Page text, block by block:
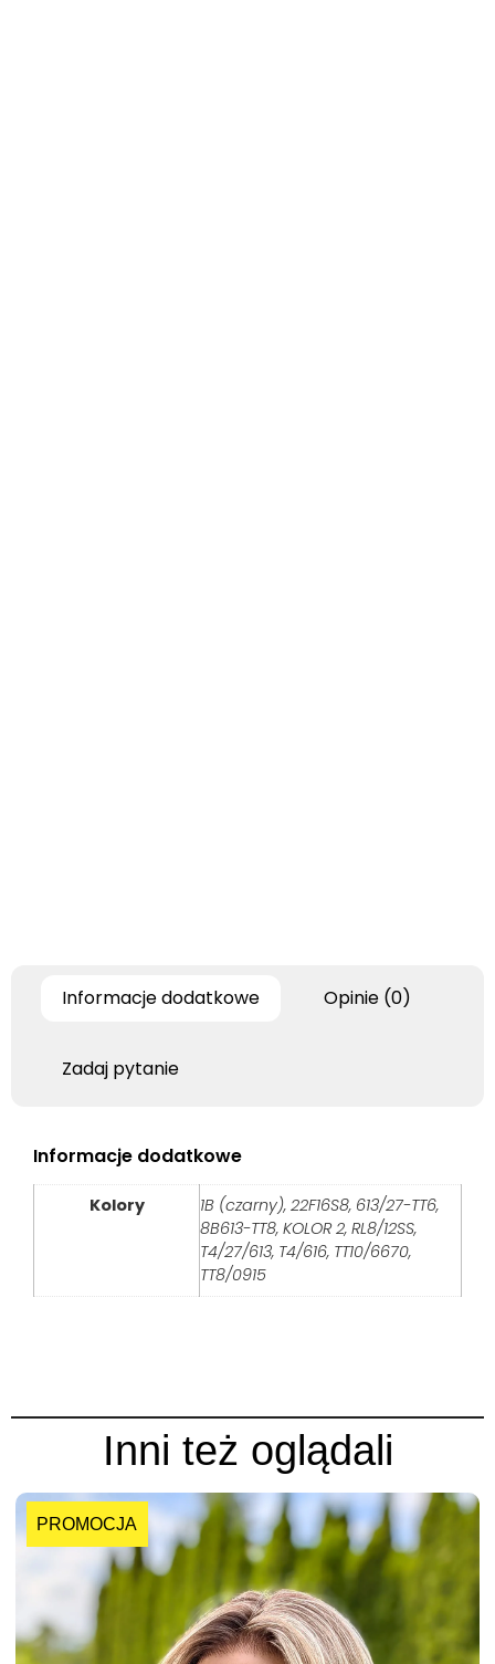
Informacje dodatkowe Opinie (0)
Zadaj pytanie
Informacje dodatkowe
Kolory
1B (czarny), 22F16S8, 613/27-TT6,
8B613-TT8, KOLOR 2, RL8/12SS,
T4/27/613, T4/616, TT10/6670,
TT8/0915
Inni też oglądali
PROMOCJA